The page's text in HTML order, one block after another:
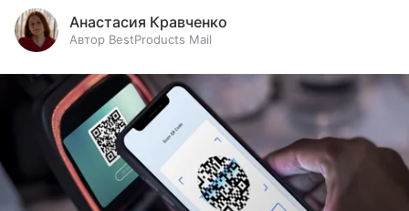
Анастасия Кравченко
Автор BestProducts Mail